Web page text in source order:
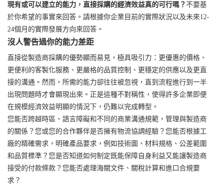
現有或可以建立的能力，直接採購的經濟效益真的可行嗎？不要基
於你希望的事實來回答。請根據你企業目前的實際狀況以及未來12-
24個月的實際發展方向來回答。
沒人警告過你的能力差距
直接從製造商採購的優勢顯而易見，極具吸引力：更優惠的價格、
更便利的客製化服務、更嚴格的品質控制、更穩定的供應以及更直
接的溝通。然而，所需的能力卻往往被忽視，直到流程進行到一半
出現問題時才會顯現出來。正是這種不對稱性，使得許多企業即便
在規模經濟效益明顯的情況下，仍難以完成轉型。
您能否跨越時區、語言障礙和不同的商業溝通規範，管理與製造商
的關係？您或您的合作夥伴是否擁有物流協調經驗？您能否根據工
廠的精確需求，明確產品要求，例如技術圖、材料規格、公差範圍
和品質標準？您是否知道如何制定既能保障自身利益又能讓製造商
接受的付款條款？您能否處理海關文件、關稅計算和進口合規要
求？